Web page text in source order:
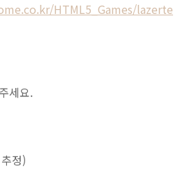
HTML5_Games/lazerte
세요.
정)